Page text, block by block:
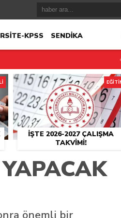
KPSS SENDİKA
İŞTE 2026-2027 ÇALIŞMA
TAKVIMI!
önemli bir